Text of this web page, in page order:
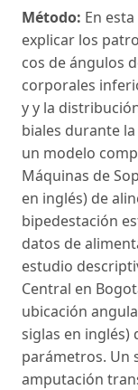
Método: En
explicar los
cos de ángulos
corporales
y y la
biales durante
un modelo
Máquinas de
en inglés) de
bipedestación
datos de
estudio
Central en
ubicación
siglas en inglés)
parámetros. Un
amputación